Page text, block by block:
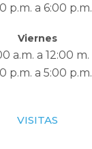
p.m. a 6:00 p.m.
Viernes
a.m. a 12:00 m.
p.m. a 5:00 p.m.
VISITAS